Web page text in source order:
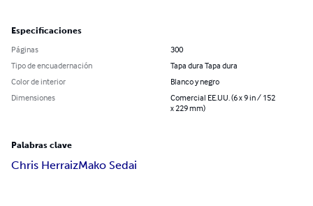
Especificaciones
Páginas
300
Tipo de encuadernación
Tapa dura Tapa dura
Color de interior
Blanco y negro
Dimensiones
Comercial EE.UU. (6 x 9 in / 152
x 229 mm)
Palabras clave
Chris HerraizMako Sedai